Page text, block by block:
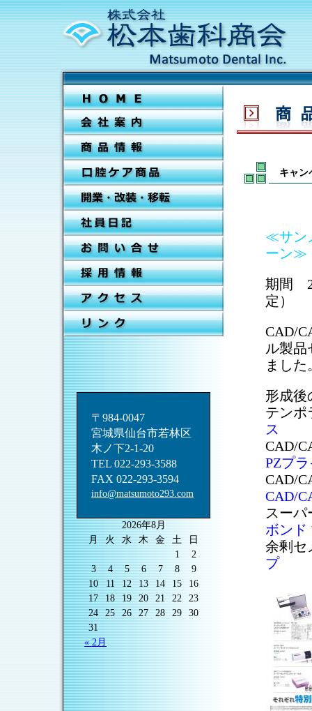
〒984-0047
宮城県仙台市若林区
木ノ下2-1-20
TEL 022-293-3588
FAX 022-293-3594
info@matsumoto293.com
2026年8月
月
火 水 木 金 土
日
1
2
3
4 5 6 7 8
9
10
11 12 13 14 15
16
17
18 19 20 21 22
23
24
25 26 27 28 29
30
31
« 2月
キャン
≪サン
ーン≫
期間
定）
CAD/
ル製品
ました
形成後
テンポ
ス
CAD/
PZプ
CAD/
CAD/
スー
ボンド
余剰セ
プ